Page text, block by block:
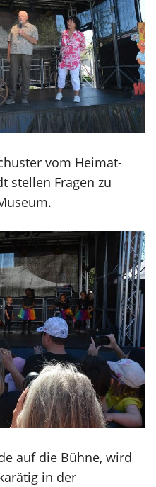
vom Heimat-
stellen Fragen zu
auf die Bühne, wird
in der